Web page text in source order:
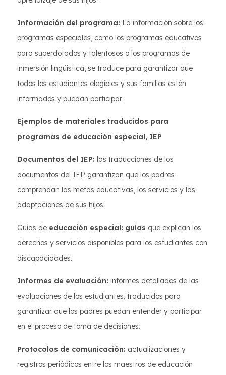
Información del programa: La información sobre los
programas especiales, como los programas educativos
para superdotados y talentosos o los programas de
inmersión lingüística, se traduce para garantizar que
todos los estudiantes elegibles y sus familias estén
informados y puedan participar.
Ejemplos de materiales traducidos para
programas de educación especial, IEP
Documentos del IEP: las traducciones de los
documentos del IEP garantizan que los padres
comprendan las metas educativas, los servicios y las
adaptaciones de sus hijos.
Guías de educación especial: guías que explican los
derechos y servicios disponibles para los estudiantes con
discapacidades.
Informes de evaluación: informes detallados de las
evaluaciones de los estudiantes, traducidos para
garantizar que los padres puedan entender y participar
en el proceso de toma de decisiones.
Protocolos de comunicación: actualizaciones y
registros periódicos entre los maestros de educación